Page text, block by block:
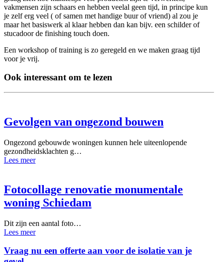
vakmensen zijn schaars en hebben veelal geen tijd, in principe kun
je zelf erg veel ( of samen met handige buur of vriend) al zou je
maar het basiswerk al klaar hebben dan kan bijv. een schilder of
stucadoor de finishing touch doen.
Een workshop of training is zo geregeld en we maken graag tijd
voor je vrij.
Ook interessant om te lezen
Gevolgen van ongezond bouwen
Ongezond gebouwde woningen kunnen hele uiteenlopende
gezondheidsklachten g…
Lees meer
Fotocollage renovatie monumentale
woning Schiedam
Dit zijn een aantal foto…
Lees meer
Vraag nu een offerte aan voor de isolatie van je